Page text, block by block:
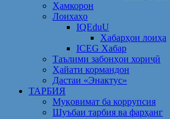
Ҳамкорон
Лоихаҳо
IQEduU
Хабарҳои лоиҳа
ICEG Хабар
Таълими забонҳои хориҷӣ
Ҳайати кормандон
Дастаи «Энактус»
ТАРБИЯ
Муқовимат ба коррупсия
Шуъбаи тарбия ва фарҳанг